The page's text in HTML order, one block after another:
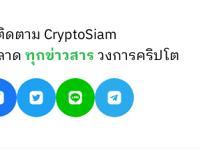
ดตาม CryptoSiam
าดทุกข่าวสารวงการคริปโต